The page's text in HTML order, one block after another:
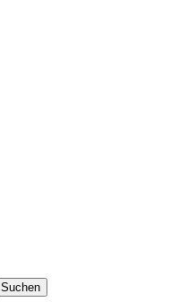
Suchen